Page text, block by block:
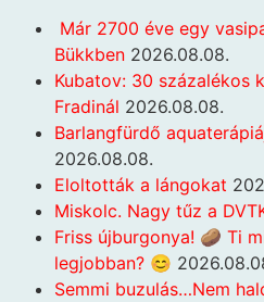
Már 2700 éve egy
Bükkben 2026.08.08.
Kubatov: 30 százalékos
Fradinál 2026.08.08.
Barlangfürdő
2026.08.08.
Eloltották a lángokat
Miskolc. Nagy tűz a
Friss újburgonya! 🥔 Ti
legjobban? 😊
Semmi buzulás…Nem